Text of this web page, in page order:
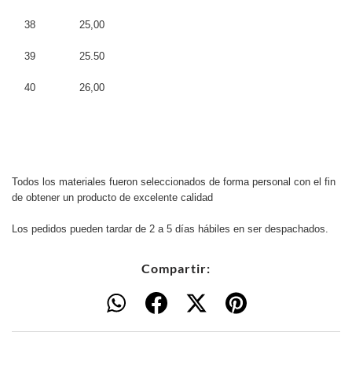
38 25,00
39 25.50
40 26,00
Todos los materiales fueron seleccionados de forma personal con el fin
de obtener un producto de excelente calidad
Los pedidos pueden tardar de 2 a 5 días hábiles en ser despachados.
Compartir: